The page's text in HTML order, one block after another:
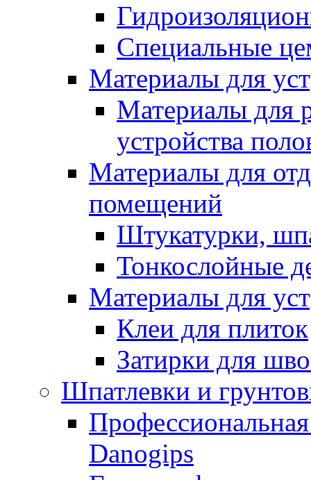
Специальные
Материалы для
Материалы для
устройства
Материалы для
помещений
Штукатурки,
Тонкослойные
Материалы для
Клеи для плиток
Затирки для
Шпатлевки и
Danogips